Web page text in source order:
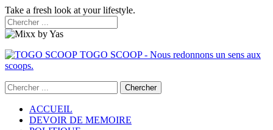
Take a fresh look at your lifestyle.
TOGO SCOOP - Nous redonnons un sens aux
scoops.
ACCUEIL
DEVOIR DE MEMOIRE